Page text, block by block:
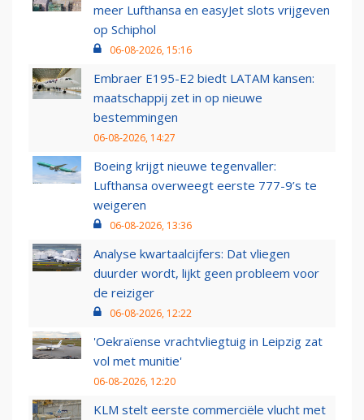
meer Lufthansa en easyJet slots vrijgeven
op Schiphol
06-08-2026, 15:16
Embraer E195-E2 biedt LATAM kansen:
maatschappij zet in op nieuwe
bestemmingen
06-08-2026, 14:27
Boeing krijgt nieuwe tegenvaller:
Lufthansa overweegt eerste 777-9’s te
weigeren
06-08-2026, 13:36
Analyse kwartaalcijfers: Dat vliegen
duurder wordt, lijkt geen probleem voor
de reiziger
06-08-2026, 12:22
'Oekraïense vrachtvliegtuig in Leipzig zat
vol met munitie'
06-08-2026, 12:20
KLM stelt eerste commerciële vlucht met